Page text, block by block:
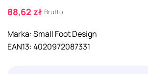
88,62 zł Brutto
Marka:Small Foot Design
EAN13:4020972087331